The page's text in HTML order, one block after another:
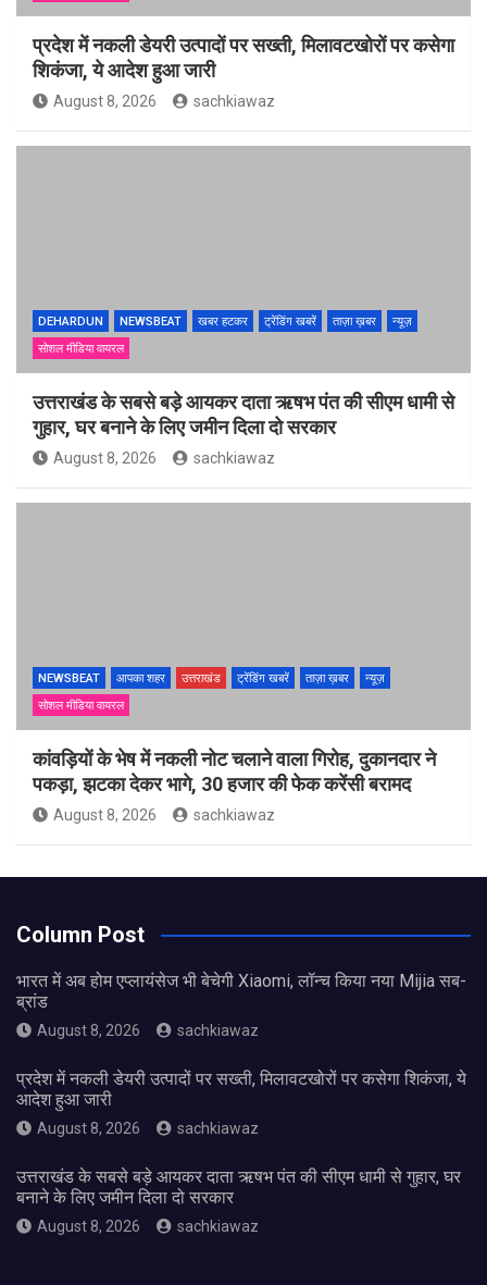
प्रदेश में नकली डेयरी उत्पादों पर सख्ती, मिलावटखोरों पर कसेगा
शिकंजा, ये आदेश हुआ जारी
August 8, 2026 sachkiawaz
DEHARDUN NEWSBEAT खबर हटकर ट्रेंडिंग खबरें ताज़ा ख़बर
न्यूज़
सोशल मीडिया वायरल
उत्तराखंड के सबसे बड़े आयकर दाता ऋषभ पंत की सीएम धामी से
गुहार, घर बनाने के लिए जमीन दिला दो सरकार
August 8, 2026 sachkiawaz
NEWSBEAT आपका शहर उत्तराखंड ट्रेंडिंग खबरें ताज़ा ख़बर
न्यूज़
सोशल मीडिया वायरल
कांवड़ियों के भेष में नकली नोट चलाने वाला गिरोह, दुकानदार ने
पकड़ा, झटका देकर भागे, 30 हजार की फेक करेंसी बरामद
August 8, 2026 sachkiawaz
Column Post
भारत में अब होम एप्लायंसेज भी बेचेगी Xiaomi, लॉन्च किया नया Mijia सब-
ब्रांड
August 8, 2026 sachkiawaz
प्रदेश में नकली डेयरी उत्पादों पर सख्ती, मिलावटखोरों पर कसेगा शिकंजा, ये
आदेश हुआ जारी
August 8, 2026 sachkiawaz
उत्तराखंड के सबसे बड़े आयकर दाता ऋषभ पंत की सीएम धामी से गुहार, घर
बनाने के लिए जमीन दिला दो सरकार
August 8, 2026 sachkiawaz